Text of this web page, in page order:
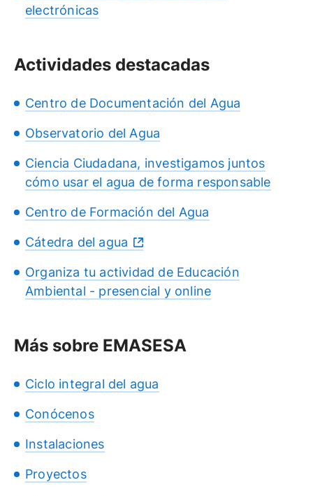
electrónicas
Actividades destacadas
Centro de Documentación del Agua
Observatorio del Agua
Ciencia Ciudadana, investigamos juntos
cómo usar el agua de forma responsable
Centro de Formación del Agua
Cátedra del agua
Organiza tu actividad de Educación
Ambiental - presencial y online
Más sobre EMASESA
Ciclo integral del agua
Conócenos
Instalaciones
Proyectos